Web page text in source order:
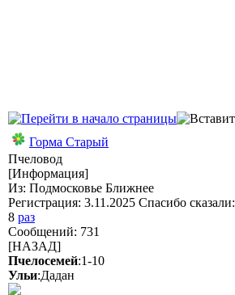
Горма Старый
Пчеловод
[Информация]
Из: Подмосковье Ближнее
Регистрация: 3.11.2025 Спасибо сказали:
8 раз
Сообщений: 731
[НАЗАД]
Пчелосемей:1-10
Ульи:Дадан